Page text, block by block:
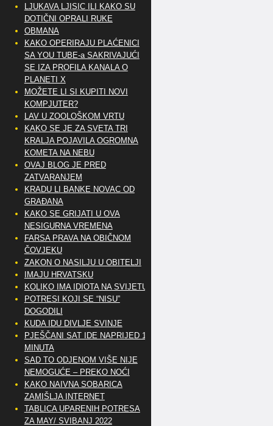
LJUKAVA LJISIC ILI KAKO SU
DOTIČNI OPRALI RUKE
OBMANA
KAKO OPERIRAJU PLAĆENICI
SA YOU TUBE-a SAKRIVAJUĆI
SE IZA PROFILA KANALA O
PLANETI X
MOŽETE LI SI KUPITI NOVI
KOMPJUTER?
LAV U ZOOLOŠKOM VRTU
KAKO SE JE ZA SVETA TRI
KRALJA POJAVILA OGROMNA
KOMETA NA NEBU
OVAJ BLOG JE PRED
ZATVARANJEM
KRADU LI BANKE NOVAC OD
GRAĐANA
KAKO SE GRIJATI U OVA
NESIGURNA VREMENA
FARSA PRAVA NA OBIČNOM
ČOVJEKU
ZAKON O NASILJU U OBITELJI
IMAJU HRVATSKU
KOLIKO IMA IDIOTA NA SVIJETU?
POTRESI KOJI SE “NISU”
DOGODILI
KUDA IDU DIVLJE SVINJE
PJEŠČANI SAT IDE NAPRIJED 10
MINUTA
SAD TO ODJENOM VIŠE NIJE
NEMOGUĆE – PREKO NOĆI
KAKO NAIVNA SOBARICA
ZAMIŠLJA INTERNET
TABLICA UPARENIH POTRESA
ZA MAY/ SVIBANJ 2022